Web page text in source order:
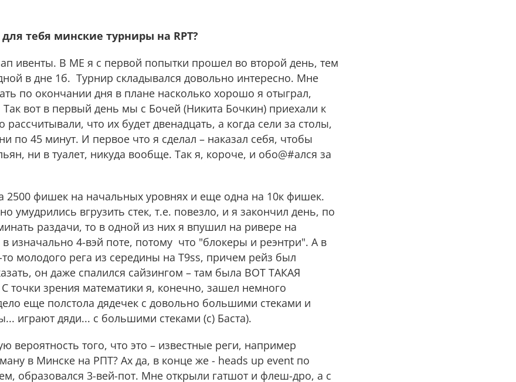
тебя минские турниры на RPT?
ивенты. В МЕ я с первой попытки прошел во второй день, тем
в дне 1б. Турнир складывался довольно интересно. Мне
по окончании дня в плане насколько хорошо я отыграл,
вот в первый день мы с Бочей (Никита Бочкин) приехали к
что их будет двенадцать, а когда сели за столы,
по 45 минут. И первое что я сделал – наказал себя, чтобы
ни в туалет, никуда вообще. Так я, короче, и обо@#ался за
2500 фишек на начальных уровнях и еще одна на 10к фишек.
умудрились вгрузить стек, т.е. повезло, и я закончил день, по
раздачи, то в одной из них я впушил на ривере на
изначально 4-вэй поте, потому что "блокеры и реэнтри". А в
то молодого рега из середины на T9ss, причем рейз был
он даже спалился сайзингом – там была ВОТ ТАКАЯ
точки зрения математики я, конечно, зашел немного
еще полстола дядечек с довольно большими стеками и
играют дяди... с большими стеками (с) Баста).
вероятность того, что это – известные реги, например
в Минске на РПТ? Ах да, в конце же - heads up event по
образовался 3-вей-пот. Мне открыли гатшот и флеш-дро, а с